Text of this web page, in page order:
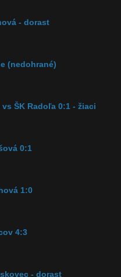
- dorast
(nedohrané)
ŠK Radoľa 0:1 - žiaci
0:1
1:0
4:3
- dorast